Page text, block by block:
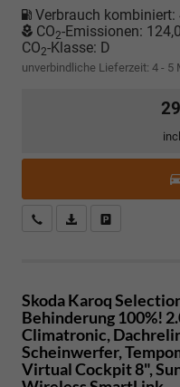
Verbrauch kombiniert:
CO2-Emissionen:
CO2-Klasse: D
unverbindliche Lieferzeit: 4 - 5
Kostenloser Rückruf-Service
PDF-Datei,
Skoda Karoq
Behinderung 100%!
Climatronic,
Scheinwerfer,
Virtual Cockpit 8",